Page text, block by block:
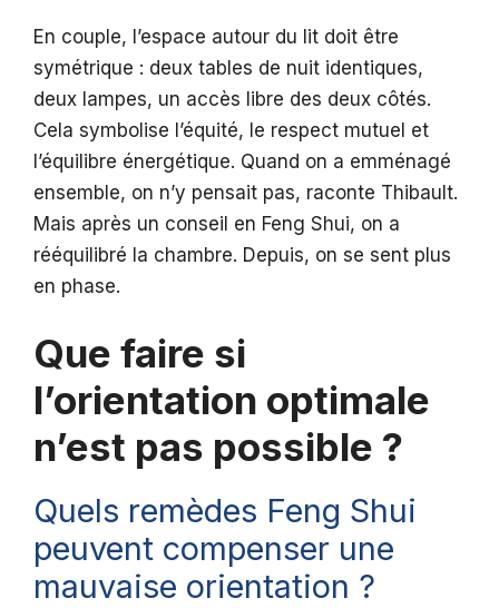
En couple, l’espace autour du lit doit être
symétrique : deux tables de nuit identiques,
deux lampes, un accès libre des deux côtés.
Cela symbolise l’équité, le respect mutuel et
l’équilibre énergétique. Quand on a emménagé
ensemble, on n’y pensait pas, raconte Thibault.
Mais après un conseil en Feng Shui, on a
rééquilibré la chambre. Depuis, on se sent plus
en phase.
Que faire si
l’orientation optimale
n’est pas possible ?
Quels remèdes Feng Shui
peuvent compenser une
mauvaise orientation ?